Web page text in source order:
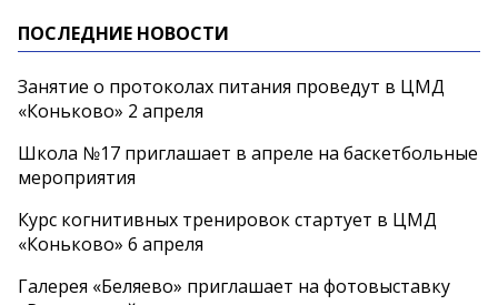
ПОСЛЕДНИЕ НОВОСТИ
Занятие о протоколах питания проведут в ЦМД
«Коньково» 2 апреля
Школа №17 приглашает в апреле на баскетбольные
мероприятия
Курс когнитивных тренировок стартует в ЦМД
«Коньково» 6 апреля
Галерея «Беляево» приглашает на фотовыставку